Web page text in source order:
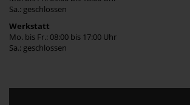
Sa.: geschlossen
Werkstatt
Mo. bis Fr.: 08:00 bis 17:00 Uhr
Sa.: geschlossen